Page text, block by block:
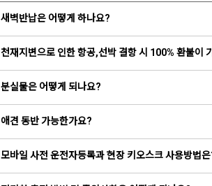
새벽반납은 어떻게 하나요?
천재지변으로 인한 항공,선박 결항 시 100% 환불이
분실물은 어떻게 되나요?
애견 동반 가능한가요?
모바일 사전 운전자등록과 현장 키오스크 사용방법